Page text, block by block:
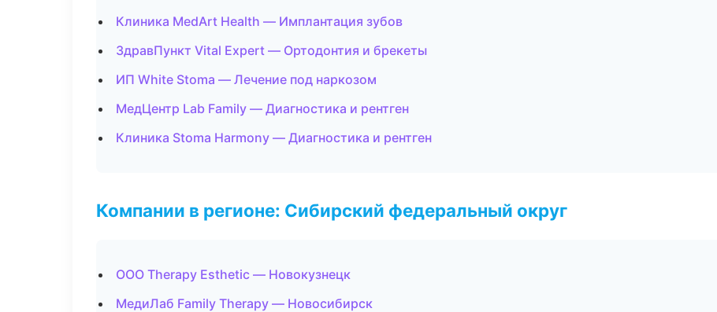
Клиника MedArt Health — Имплантация зубов
ЗдравПункт Vital Expert — Ортодонтия и брекеты
ИП White Stoma — Лечение под наркозом
МедЦентр Lab Family — Диагностика и рентген
Клиника Stoma Harmony — Диагностика и рентген
Компании в регионе: Сибирский федеральный округ
ООО Therapy Esthetic — Новокузнецк
МедиЛаб Family Therapy — Новосибирск